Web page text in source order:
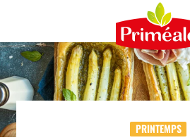
PRINTEMPS